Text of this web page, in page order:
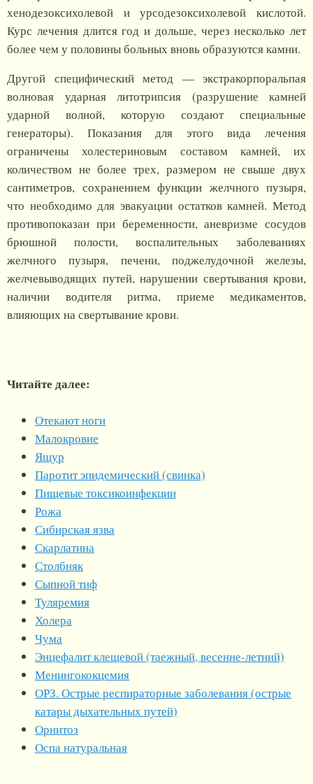
хенодезоксихолевой и урсодезоксихолевой кислотой.
Курс лечения длится год и дольше, через несколько лет
более чем у половины больных вновь образуются камни.
Другой специфический метод — экстракорпоральпая
волновая ударная литотрипсия (разрушение камней
ударной волной, которую создают специальные
генераторы). Показания для этого вида лечения
ограничены холестериновым составом камней, их
количеством не более трех, размером не свыше двух
сантиметров, сохранением функции желчного пузыря,
что необходимо для эвакуации остатков камней. Метод
противопоказан при беременности, аневризме сосудов
брюшной полости, воспалительных заболеваниях
желчного пузыря, печени, поджелудочной железы,
желчевыводящих путей, нарушении свертывания крови,
наличии водителя ритма, приеме медикаментов,
влияющих на свертывание крови.
Читайте далее:
Отекают ноги
Малокровие
Ящур
Паротит эпидемический (свинка)
Пищевые токсикоинфекции
Рожа
Сибирская язва
Скарлатина
Столбняк
Сыпной тиф
Туляремия
Холера
Чума
Энцефалит клещевой (таежный, весенне-летний)
Менингококцемия
ОРЗ. Острые респираторные заболевания (острые
катары дыхательных путей)
Орнитоз
Оспа натуральная